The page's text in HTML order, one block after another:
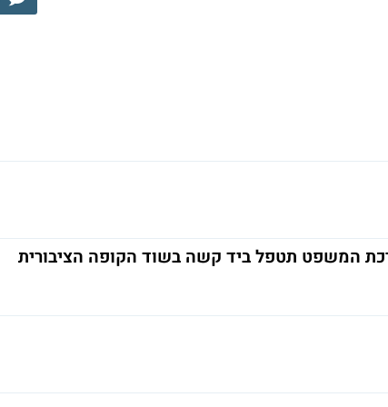
המשפט תטפל ביד קשה בשוד הקופה הציבורית